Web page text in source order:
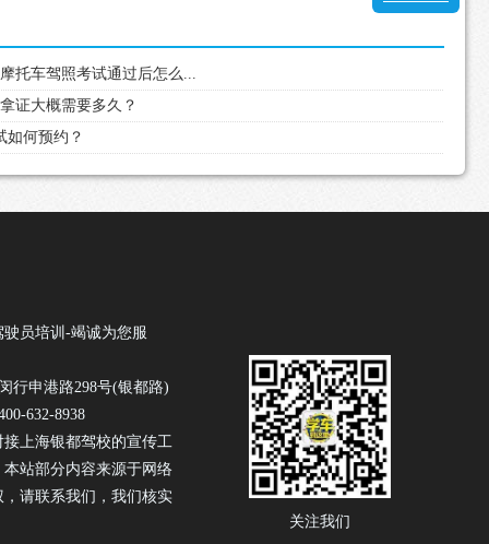
托车驾照考试通过后怎么...
证大概需要多久？
如何预约？
关注我们
员培训-竭诚为您服
行申港路298号(银都路)
632-8938
上海银都驾校的宣传工
站部分内容来源于网络
请联系我们，我们核实